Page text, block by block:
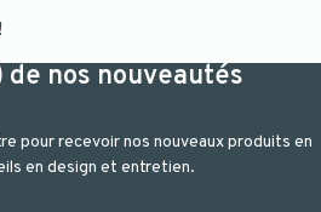
!
nos nouveautés
pour recevoir nos nouveaux produits en
en design et entretien.